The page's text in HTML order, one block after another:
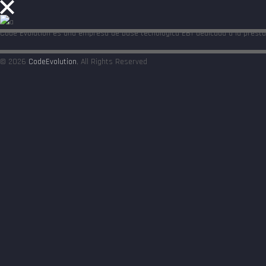
Code Evolution es una empresa de base tecnológica EBT dedicada a la
© 2026 CodeEvolution, All Rights Reserved